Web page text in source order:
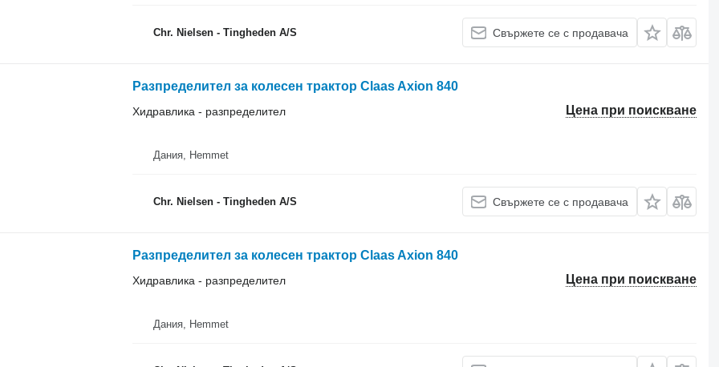
Chr. Nielsen - Tingheden A/S Свържете се с продавача
Разпределител за колесен трактор Claas Axion 840
Цена при поискване
Хидравлика - разпределител
Дания, Hemmet
Chr. Nielsen - Tingheden A/S Свържете се с продавача
Разпределител за колесен трактор Claas Axion 840
Цена при поискване
Хидравлика - разпределител
Дания, Hemmet